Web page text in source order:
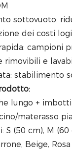
sottovuoto:
dei costi
campioni
rimovibili e
stabilimento
lungo +
materasso
S (50 cm), M (60
Beige,